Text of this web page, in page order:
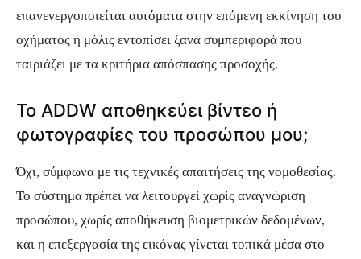
επανενεργοποιείται αυτόματα στην επόμενη εκκίνηση του
οχήματος ή μόλις εντοπίσει ξανά συμπεριφορά που
ταιριάζει με τα κριτήρια απόσπασης προσοχής.
Το ADDW αποθηκεύει βίντεο ή
φωτογραφίες του προσώπου μου;
Όχι, σύμφωνα με τις τεχνικές απαιτήσεις της νομοθεσίας.
Το σύστημα πρέπει να λειτουργεί χωρίς αναγνώριση
προσώπου, χωρίς αποθήκευση βιομετρικών δεδομένων,
και η επεξεργασία της εικόνας γίνεται τοπικά μέσα στο